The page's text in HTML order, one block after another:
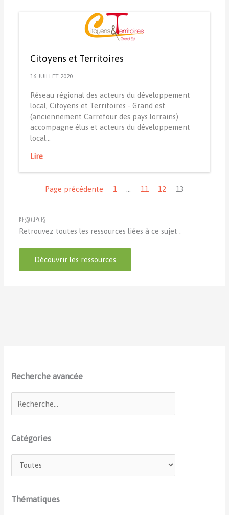
Citoyens et Territoires
16 JUILLET 2020
Réseau régional des acteurs du développement
local, Citoyens et Territoires - Grand est
(anciennement Carrefour des pays lorrains)
accompagne élus et acteurs du développement
local…
Lire
Page précédente
1 11 12 13
Ressources
Retrouvez toutes les ressources liées à ce sujet :
Découvrir les ressources
Recherche avancée
Catégories
Thématiques